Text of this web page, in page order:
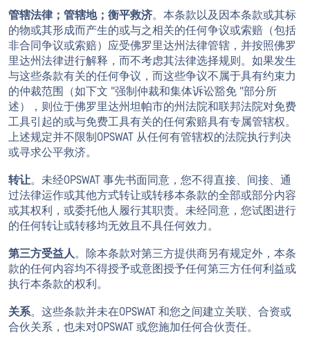
管辖法律；管辖地；衡平救济。本条款以及因本条款或其标
的物或其形成而产生的或与之相关的任何争议或索赔（包括
非合同争议或索赔）应受佛罗里达州法律管辖，并按照佛罗
里达州法律进行解释，而不考虑其法律选择规则。如果发生
与这些条款有关的任何争议，而这些争议不属于具有约束力
的仲裁范围（如下文 "强制仲裁和集体诉讼豁免 "部分所
述），则位于佛罗里达州坦帕市的州法院和联邦法院对免费
工具引起的或与免费工具有关的任何索赔具有专属管辖权。
上述规定并不限制OPSWAT 从任何有管辖权的法院执行判决
或寻求公平救济。
转让。未经OPSWAT 事先书面同意，您不得直接、间接、通
过法律运作或其他方式转让或转移本条款的全部或部分内容
或其权利，或委托他人履行其职责。未经同意，您试图进行
的任何转让或转移均无效且不具任何效力。
第三方受益人。除本条款对第三方提供商另有规定外，本条
款的任何内容均不得授予或意图授予任何第三方任何利益或
执行本条款的权利。
关系。这些条款并未在OPSWAT 和您之间建立关联、合资或
合伙关系，也未对OPSWAT 或您施加任何合伙责任。